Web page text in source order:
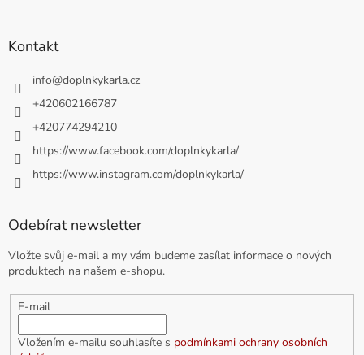
Kontakt
info@doplnkykarla.cz
+420602166787
+420774294210
https://www.facebook.com/doplnkykarla/
https://www.instagram.com/doplnkykarla/
Odebírat newsletter
Vložte svůj e-mail a my vám budeme zasílat informace o nových
produktech na našem e-shopu.
E-mail
Vložením e-mailu souhlasíte s podmínkami ochrany osobních